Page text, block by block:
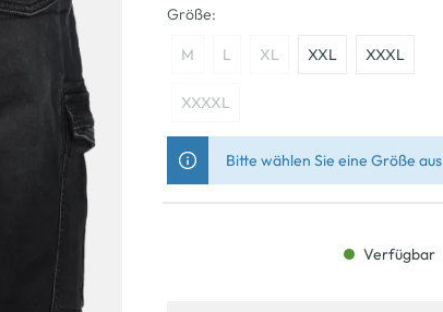
Größe:
M L XL XXL XXXL
XXXXL
Bitte wählen Sie eine Größe aus
Verfügbar